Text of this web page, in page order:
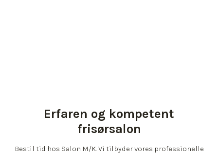
Erfaren og kompetent
frisørsalon
Bestil tid hos Salon M/K. Vi tilbyder vores professionelle